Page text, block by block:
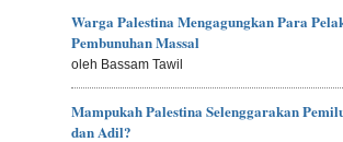
Warga Palestina Mengagungkan Para
Pembunuhan Massal
oleh Bassam Tawil
Mampukah Palestina Selenggarakan
dan Adil?